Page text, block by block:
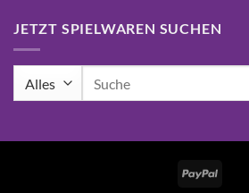
JETZT SPIELWAREN SUCHEN
PayPal